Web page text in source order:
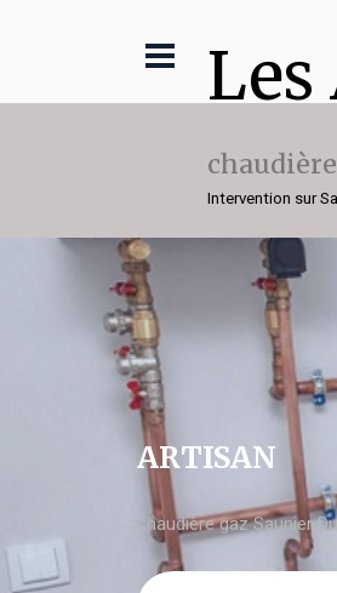
Intervention sur
ARTISAN
chaudière gaz Saunier